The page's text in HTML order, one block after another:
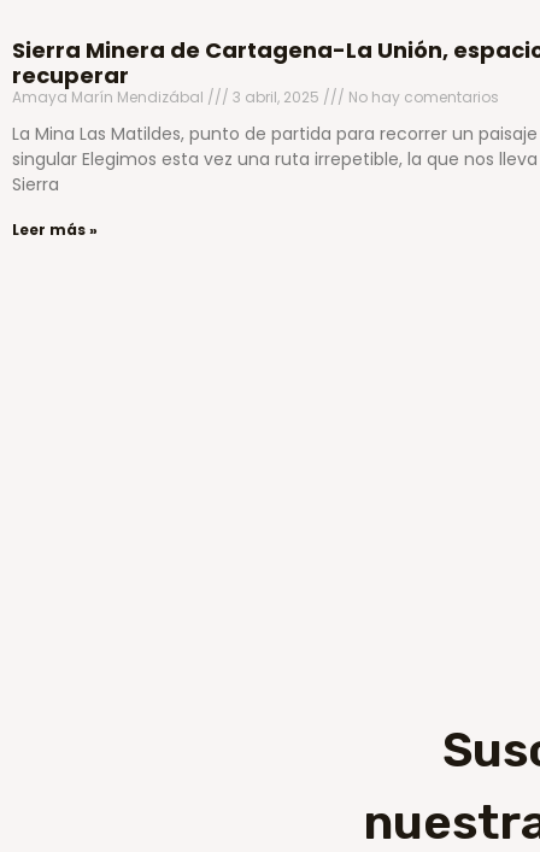
Sierra Minera de Cartagena-La Unión,
recuperar
Amaya Marín Mendizábal 3 abril, 2025 No hay comentarios
La Mina Las Matildes, punto de partida para recorrer un paisaje
singular Elegimos esta vez una ruta irrepetible, la que nos
Sierra
Leer más »